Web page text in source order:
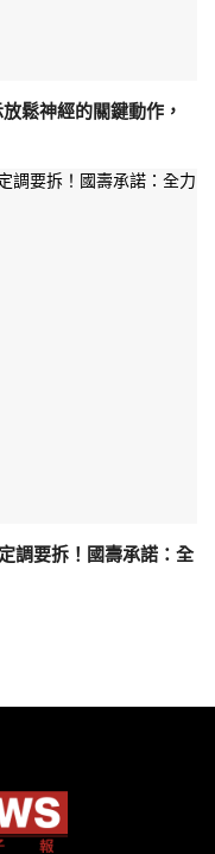
鬆神經的關鍵動作，
調要拆！國壽承諾：全